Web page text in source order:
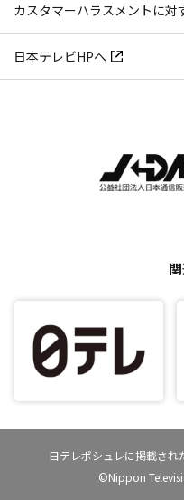
カスタマーハラスメントに対
日本テレビHPへ
日テレポシュレに掲載され
©Nippon